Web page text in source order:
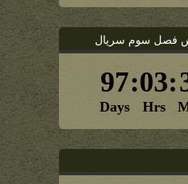
فصل سوم سریال